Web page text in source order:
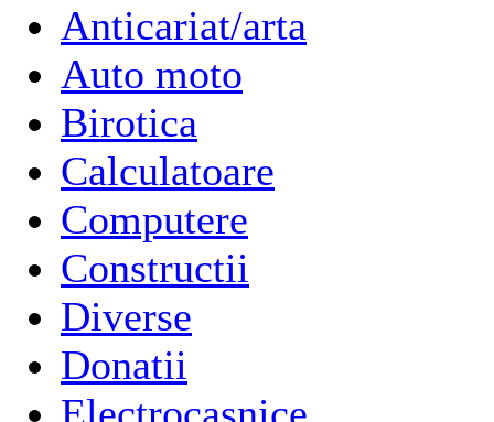
Anticariat/arta
Auto moto
Birotica
Calculatoare
Computere
Constructii
Diverse
Donatii